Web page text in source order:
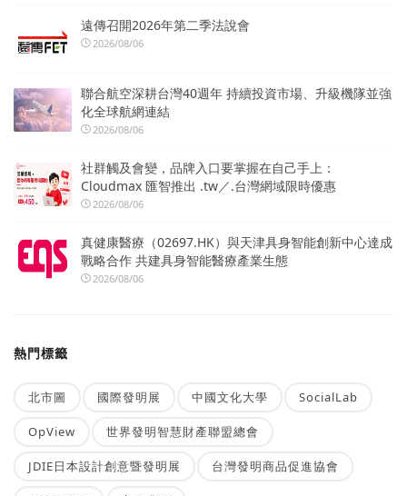
遠傳召開2026年第二季法說會
2026/08/06
聯合航空深耕台灣40週年 持續投資市場、升級機隊並強
化全球航網連結
2026/08/06
社群觸及會變，品牌入口要掌握在自己手上：
Cloudmax 匯智推出 .tw／.台灣網域限時優惠
2026/08/06
真健康醫療（02697.HK）與天津具身智能創新中心達成
戰略合作 共建具身智能醫療產業生態
2026/08/06
熱門標籤
北市圖 國際發明展 中國文化大學 SocialLab
OpView 世界發明智慧財產聯盟總會
JDIE日本設計創意暨發明展 台灣發明商品促進協會